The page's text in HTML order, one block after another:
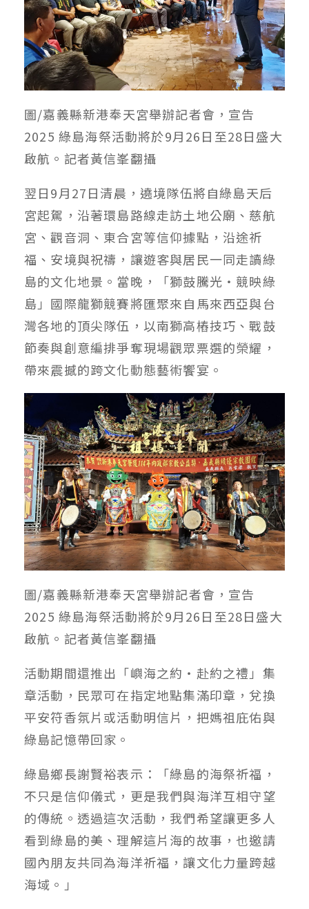
圖/嘉義縣新港奉天宮舉辦記者會，宣告
2025 綠島海祭活動將於9月26日至28日盛大
啟航。記者黃信峯翻攝
翌日9月27日清晨，遶境隊伍將自綠島天后
宮起駕，沿著環島路線走訪土地公廟、慈航
宮、觀音洞、東合宮等信仰據點，沿途祈
福、安境與祝禱，讓遊客與居民一同走讀綠
島的文化地景。當晚，「獅鼓騰光‧競映綠
島」國際龍獅競賽將匯聚來自馬來西亞與台
灣各地的頂尖隊伍，以南獅高樁技巧、戰鼓
節奏與創意編排爭奪現場觀眾票選的榮耀，
帶來震撼的跨文化動態藝術饗宴。
圖/嘉義縣新港奉天宮舉辦記者會，宣告
2025 綠島海祭活動將於9月26日至28日盛大
啟航。記者黃信峯翻攝
活動期間還推出「嶼海之約‧赴約之禮」集
章活動，民眾可在指定地點集滿印章，兌換
平安符香氛片或活動明信片，把媽祖庇佑與
綠島記憶帶回家。
綠島鄉長謝賢裕表示：「綠島的海祭祈福，
不只是信仰儀式，更是我們與海洋互相守望
的傳統。透過這次活動，我們希望讓更多人
看到綠島的美、理解這片海的故事，也邀請
國內朋友共同為海洋祈福，讓文化力量跨越
海域。」